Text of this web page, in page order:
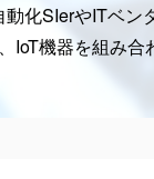
化SIerやITベン
機器を組み合